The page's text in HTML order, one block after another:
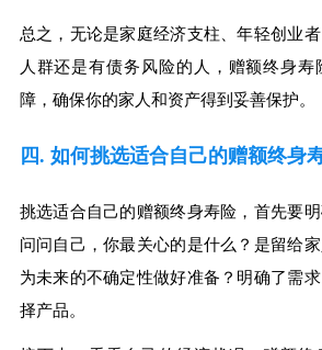
总之，无论是家庭经济支柱、年轻创业
人群还是有债务风险的人，赠额终身寿
障，确保你的家人和资产得到妥善保护。
四. 如何挑选适合自己的赠额终身
挑选适合自己的赠额终身寿险，首先要明
问问自己，你最关心的是什么？是留给
为未来的不确定性做好准备？明确了需
择产品。